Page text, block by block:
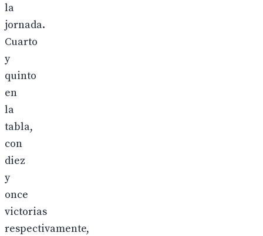
la
jornada.
Cuarto
y
quinto
en
la
tabla,
con
diez
y
once
victorias
respectivamente,